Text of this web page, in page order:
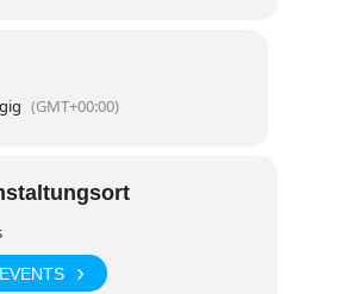
(GMT+00:00)